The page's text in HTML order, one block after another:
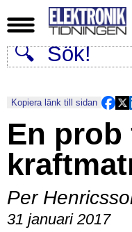
Kopiera länk till sidan
En prob
Per
31 januari 2017